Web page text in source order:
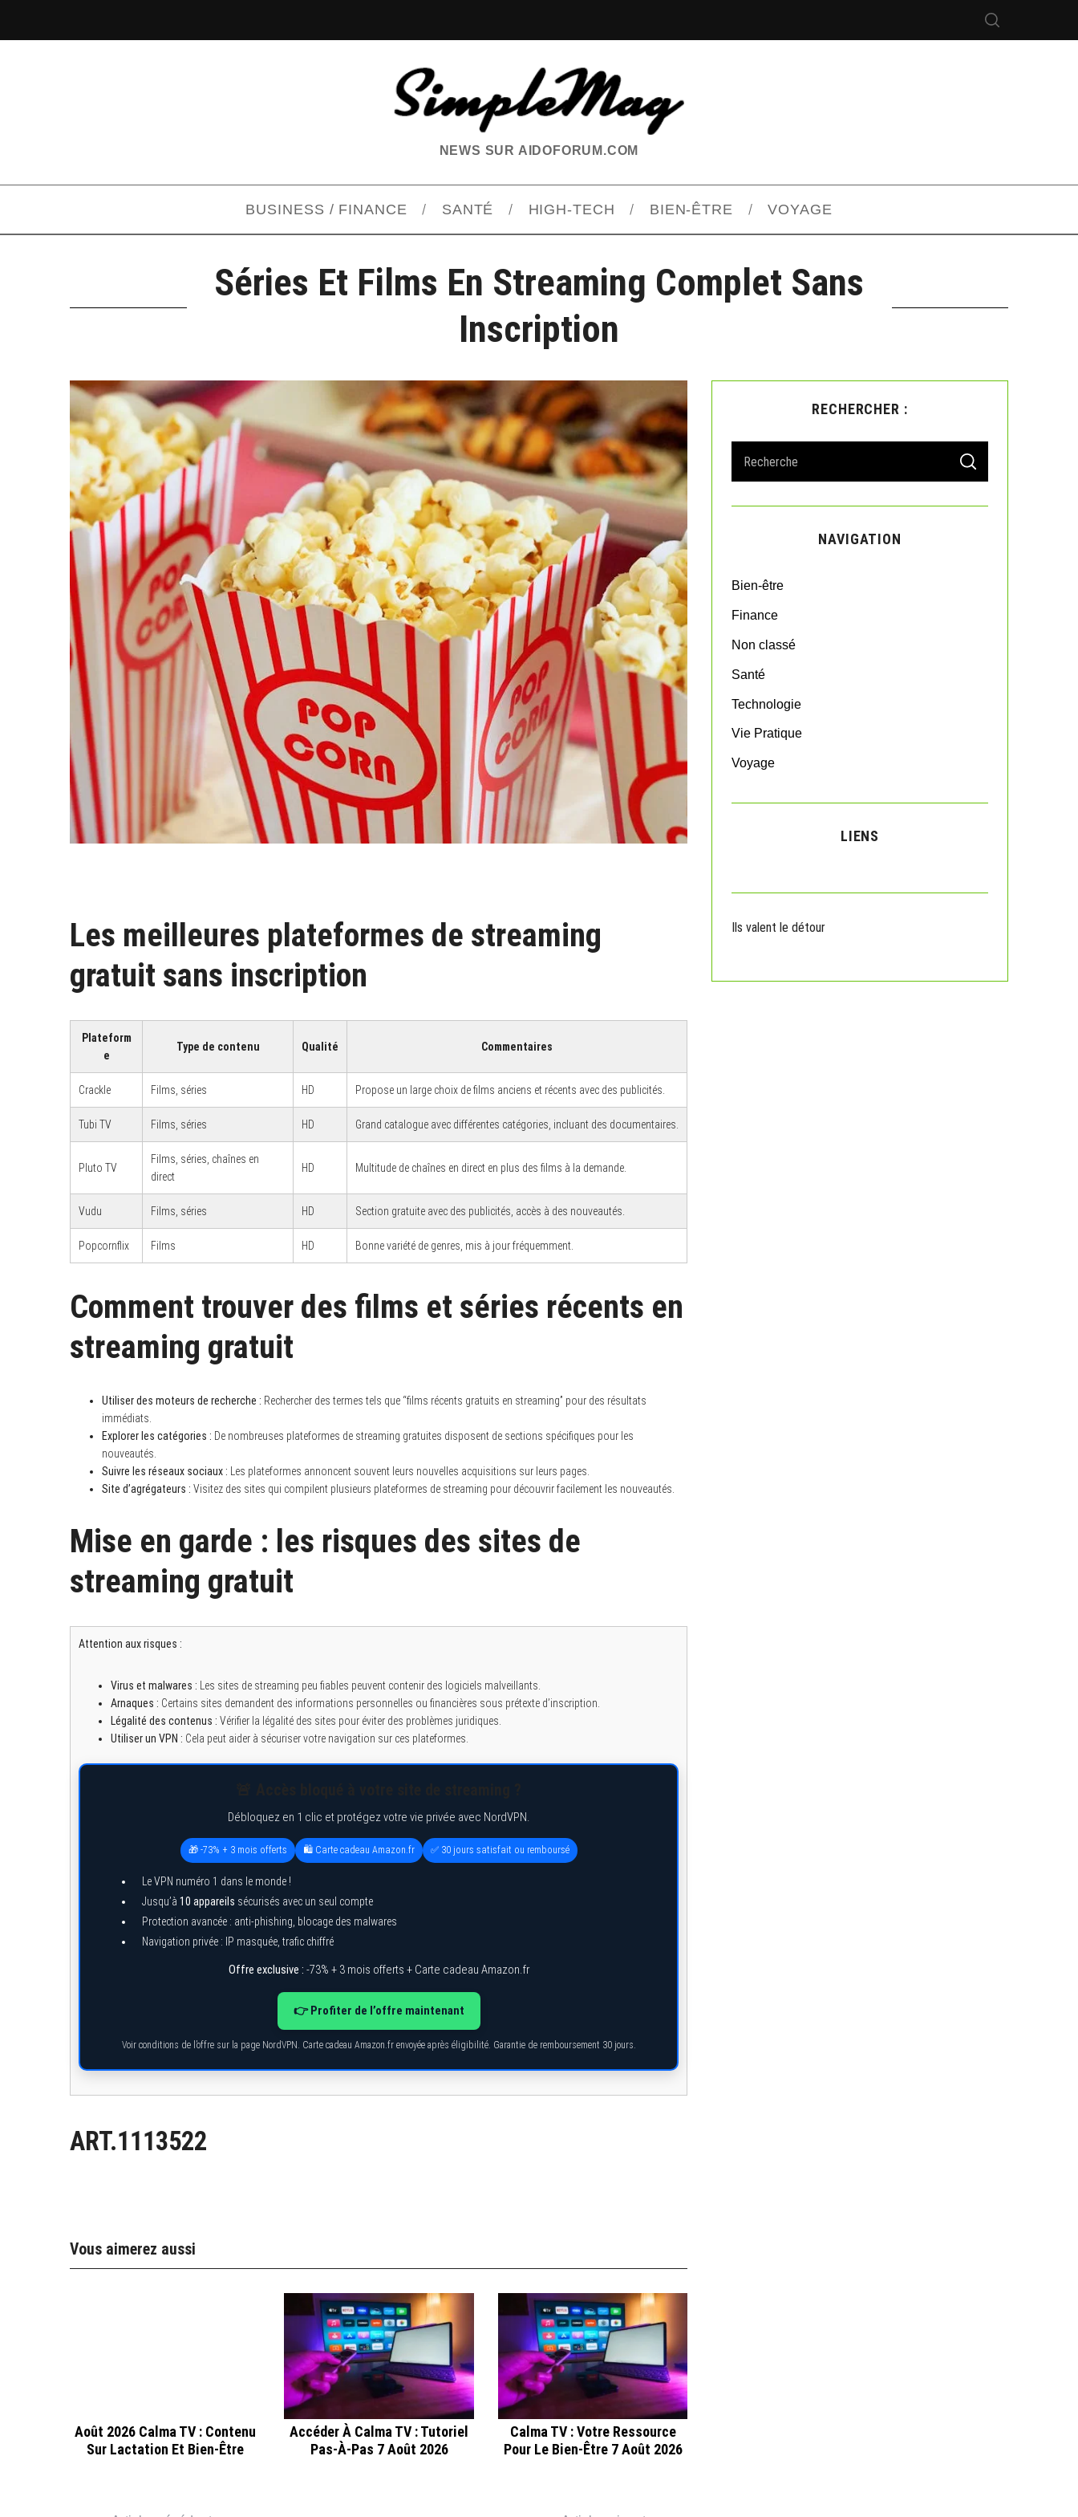
NEWS SUR AIDOFORUM.COM
BUSINESS / FINANCE SANTÉ HIGH-TECH BIEN-ÊTRE VOYAGE
Séries Et Films En Streaming Complet Sans
Inscription
Les meilleures plateformes de streaming
gratuit sans inscription
Plateform
e
Type de contenu Qualité Commentaires
Crackle Films, séries HD Propose un large choix de films anciens et récents avec des publicités.
Tubi TV Films, séries HD Grand catalogue avec différentes catégories, incluant des documentaires.
Pluto TV
Films, séries, chaînes en
direct
HD Multitude de chaînes en direct en plus des films à la demande.
Vudu Films, séries HD Section gratuite avec des publicités, accès à des nouveautés.
Popcornflix Films HD Bonne variété de genres, mis à jour fréquemment.
Comment trouver des films et séries récents en
streaming gratuit
Utiliser des moteurs de recherche : Rechercher des termes tels que “films récents gratuits en streaming” pour des résultats
immédiats.
Explorer les catégories : De nombreuses plateformes de streaming gratuites disposent de sections spécifiques pour les
nouveautés.
Suivre les réseaux sociaux : Les plateformes annoncent souvent leurs nouvelles acquisitions sur leurs pages.
Site d’agrégateurs : Visitez des sites qui compilent plusieurs plateformes de streaming pour découvrir facilement les nouveautés.
Mise en garde : les risques des sites de
streaming gratuit
Attention aux risques :
Virus et malwares : Les sites de streaming peu fiables peuvent contenir des logiciels malveillants.
Arnaques : Certains sites demandent des informations personnelles ou financières sous prétexte d’inscription.
Légalité des contenus : Vérifier la légalité des sites pour éviter des problèmes juridiques.
Utiliser un VPN : Cela peut aider à sécuriser votre navigation sur ces plateformes.
Débloquez en 1 clic et protégez votre vie privée avec NordVPN.
🎁 -73% + 3 mois offerts 🛍️ Carte cadeau Amazon.fr ✅ 30 jours satisfait ou remboursé
Le VPN numéro 1 dans le monde !
Jusqu’à 10 appareils sécurisés avec un seul compte
Protection avancée : anti-phishing, blocage des malwares
Navigation privée : IP masquée, trafic chiffré
Offre exclusive : -73% + 3 mois offerts + Carte cadeau Amazon.fr
👉 Profiter de l’offre maintenant
Voir conditions de l’offre sur la page NordVPN. Carte cadeau Amazon.fr envoyée après éligibilité. Garantie de remboursement 30 jours.
ART.1113522
Vous aimerez aussi
Août 2026 Calma TV : Contenu
Sur Lactation Et Bien-Être
Accéder À Calma TV : Tutoriel
Pas-À-Pas 7 Août 2026
Calma TV : Votre Ressource
Pour Le Bien-Être 7 Août 2026
RECHERCHER :
a
r
o
S
A
C
NAVIGATION
Bien-être
Finance
Non classé
Santé
Technologie
Vie Pratique
Voyage
LIENS
Ils valent le détour
a
r
f
o